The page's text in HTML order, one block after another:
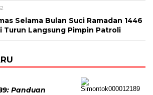
Selama Bulan Suci Ramadan 1446
Turun Langsung Pimpin Patroli
Panduan